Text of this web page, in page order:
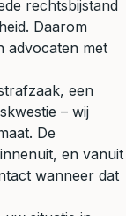
rechtsbijstand
Daarom
advocaten met
een
– wij
De
en vanuit
wanneer dat